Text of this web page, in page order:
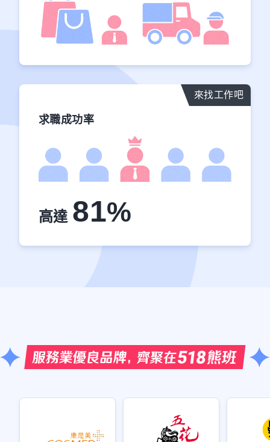
來找工作吧
求職成功率
高達 81%